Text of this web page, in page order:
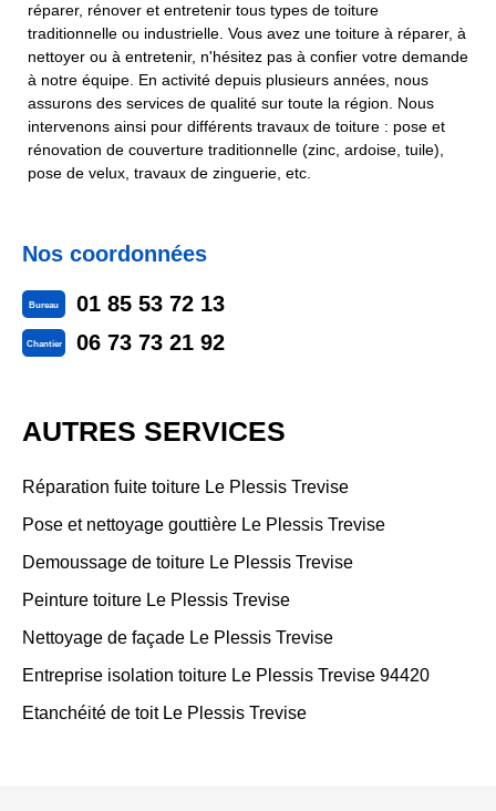
réparer, rénover et entretenir tous types de toiture
traditionnelle ou industrielle. Vous avez une toiture à réparer, à
nettoyer ou à entretenir, n'hésitez pas à confier votre demande
à notre équipe. En activité depuis plusieurs années, nous
assurons des services de qualité sur toute la région. Nous
intervenons ainsi pour différents travaux de toiture : pose et
rénovation de couverture traditionnelle (zinc, ardoise, tuile),
pose de velux, travaux de zinguerie, etc.
Nos coordonnées
Bureau 01 85 53 72 13
Chantier 06 73 73 21 92
AUTRES SERVICES
Réparation fuite toiture Le Plessis Trevise
Pose et nettoyage gouttière Le Plessis Trevise
Demoussage de toiture Le Plessis Trevise
Peinture toiture Le Plessis Trevise
Nettoyage de façade Le Plessis Trevise
Entreprise isolation toiture Le Plessis Trevise 94420
Etanchéité de toit Le Plessis Trevise